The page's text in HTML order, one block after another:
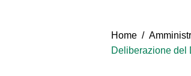
Home /
Deliberazione del